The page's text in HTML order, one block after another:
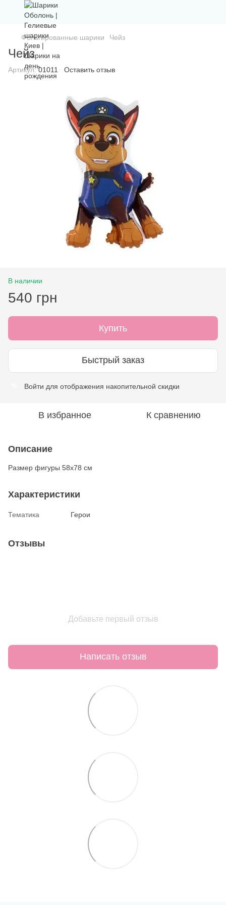
Фольгированные шарики Чейз
Чейз
Артикул:01011 Оставить отзыв
В наличии
540 грн
Купить
Быстрый заказ
Войти для отображения накопительной скидки
В избранное К сравнению
Описание
Размер фигуры 58х78 см
Характеристики
Тематика Герои
Отзывы
Добавьте первый отзыв
Написать отзыв